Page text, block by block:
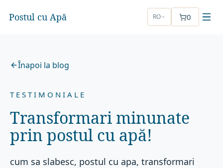
Postul cu Apă RO 0
Înapoi la blog
TESTIMONIALE
Transformari minunate
prin postul cu apă!
cum sa slabesc, postul cu apa, transformari